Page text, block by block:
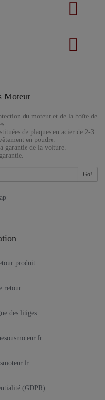
Moteur
du moteur et de la boîte de
de plaques en acier de 2-3
en poudre.
garantie de la voiture.
Go!
produit
retour
des litiges
(GDPR)